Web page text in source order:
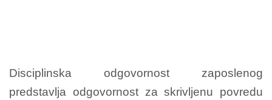
Disciplinska odgovornost zaposlenog
predstavlja odgovornost za skrivljenu povredu